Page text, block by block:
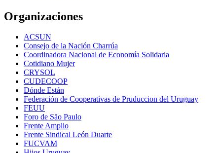
Organizaciones
ACSUN
Consejo de la Nación Charrúa
Coordinadora Nacional de Economía Solidaria
Cotidiano Mujer
CRYSOL
CUDECOOP
Dónde Están
Federación de Cooperativas de Pruduccion del Uruguay
FEUU
Foro de São Paulo
Frente Amplio
Frente Sindical León Duarte
FUCVAM